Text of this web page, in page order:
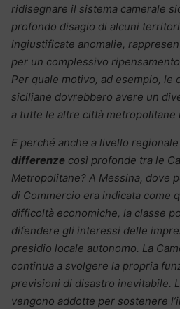
ridisegnare il sistema camerale
profondo disagio di alcuni
ingiustificate anomalie,
per un complessivo
Per quale motivo, ad esempio, le
siciliane dovrebbero avere un
a tutte le altre città metropolitane
E perché anche a livello
differenze così profonde tra le
Metropolitane? A Messina, dove
di Commercio era indicata come
difficoltà economiche, la classe
difendere gli interessi delle
presidio locale autonomo. La
continua a svolgere la propria
previsioni di disastro inevitabile.
vengono addotte per sostenere